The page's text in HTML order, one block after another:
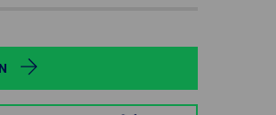
SWEDEN